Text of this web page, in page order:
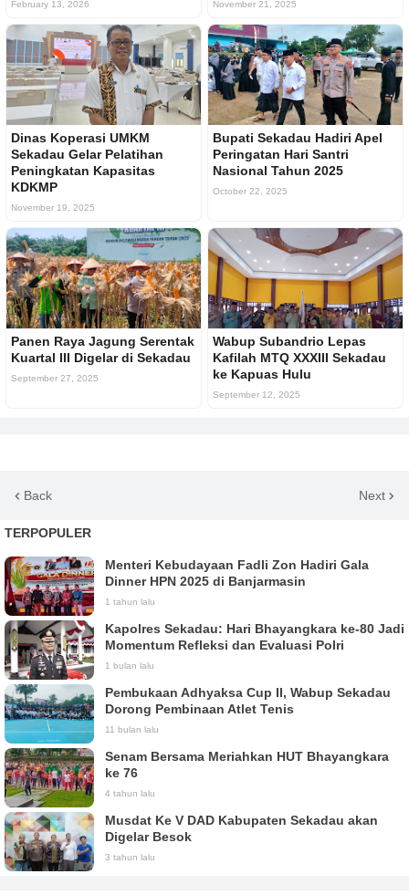
February 13, 2026 November 21, 2025
Dinas Koperasi UMKM
Sekadau Gelar Pelatihan
Peningkatan Kapasitas
KDKMP
November 19, 2025
Bupati Sekadau Hadiri Apel
Peringatan Hari Santri
Nasional Tahun 2025
October 22, 2025
Panen Raya Jagung Serentak
Kuartal III Digelar di Sekadau
September 27, 2025
Wabup Subandrio Lepas
Kafilah MTQ XXXIII Sekadau
ke Kapuas Hulu
September 12, 2025
Back Next
TERPOPULER
Menteri Kebudayaan Fadli Zon Hadiri Gala
Dinner HPN 2025 di Banjarmasin
1 tahun lalu
Kapolres Sekadau: Hari Bhayangkara ke-80 Jadi
Momentum Refleksi dan Evaluasi Polri
1 bulan lalu
Pembukaan Adhyaksa Cup II, Wabup Sekadau
Dorong Pembinaan Atlet Tenis
11 bulan lalu
Senam Bersama Meriahkan HUT Bhayangkara
ke 76
4 tahun lalu
Musdat Ke V DAD Kabupaten Sekadau akan
Digelar Besok
3 tahun lalu